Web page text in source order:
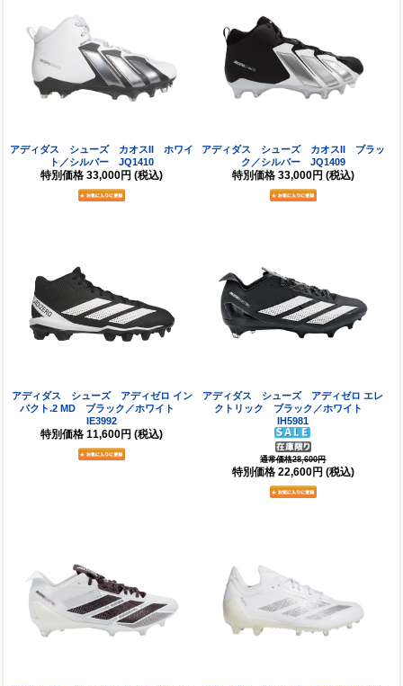
アディダス シューズ カオスII ホワイ
ト／シルバー JQ1410
特別価格 33,000円 (税込)
アディダス シューズ カオスII ブラッ
ク／シルバー JQ1409
特別価格 33,000円 (税込)
アディダス シューズ アディゼロ イン
パクト.2 MD ブラック／ホワイト
IE3992
特別価格 11,600円 (税込)
アディダス シューズ アディゼロ エレ
クトリック ブラック／ホワイト
IH5981
通常価格28,600円
特別価格 22,600円 (税込)